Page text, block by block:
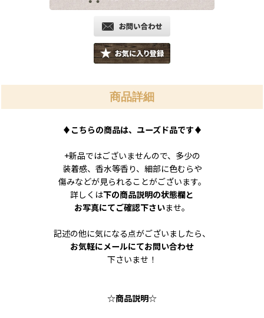
商品詳細
♦ こちらの商品は、ユーズド品です♦
+新品ではございませんので、多少の
装着感、香水等香り、細部に色むらや
傷みなどが見られることがございます。
詳しくは下の商品説明の状態欄と
お写真にてご確認下さいませ。
記述の他に気になる点がございましたら、
お気軽にメールにてお問い合わせ
下さいませ！
☆商品説明☆